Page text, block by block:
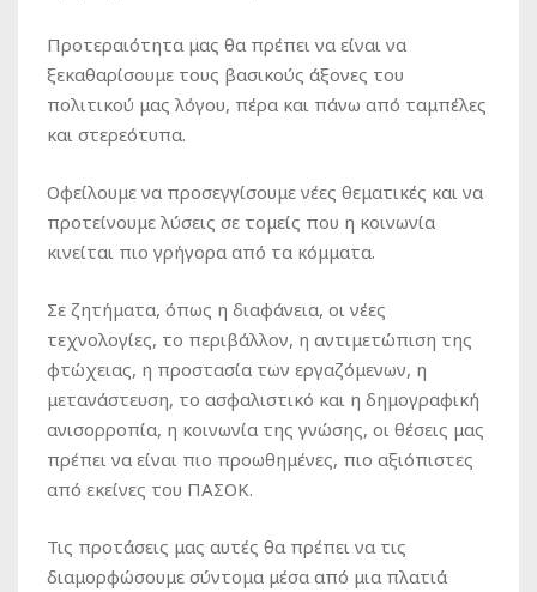
Προτεραιότητα μας θα πρέπει να είναι να
ξεκαθαρίσουμε τους βασικούς άξονες του
πολιτικού μας λόγου, πέρα και πάνω από ταμπέλες
και στερεότυπα.
Οφείλουμε να προσεγγίσουμε νέες θεματικές και να
προτείνουμε λύσεις σε τομείς που η κοινωνία
κινείται πιο γρήγορα από τα κόμματα.
Σε ζητήματα, όπως η διαφάνεια, οι νέες
τεχνολογίες, το περιβάλλον, η αντιμετώπιση της
φτώχειας, η προστασία των εργαζόμενων, η
μετανάστευση, το ασφαλιστικό και η δημογραφική
ανισορροπία, η κοινωνία της γνώσης, οι θέσεις μας
πρέπει να είναι πιο προωθημένες, πιο αξιόπιστες
από εκείνες του ΠΑΣΟΚ.
Τις προτάσεις μας αυτές θα πρέπει να τις
διαμορφώσουμε σύντομα μέσα από μια πλατιά